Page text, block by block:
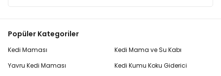
Popüler Kategoriler
Kedi Maması
Yavru Kedi Maması
Kedi Mama ve Su Kabı
Kedi Kumu Koku Giderici